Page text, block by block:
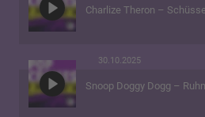
Charlize Theron –
30.10.2025
Snoop Doggy Dogg –